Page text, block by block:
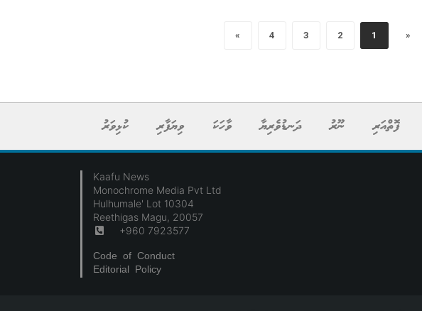
«
1
2
3
4
»
ފޮތްއަރި ނޫރު ދަނޑުވެރިޔާ ވާހަކަ ވިޔަފާރި ކުޅިވަރު
Kaafu News
Monochrome Media Pvt Ltd
Hulhumale' Lot 10304
Reethigas Magu, 20057
+960 7923577
Code of Conduct
Editorial Policy